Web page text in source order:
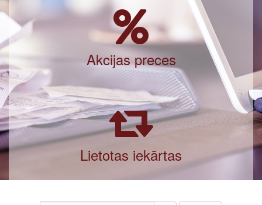
Akcijas preces
Lietotas iekārtas